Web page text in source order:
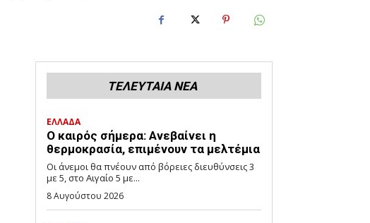
ΤΕΛΕΥΤΑΙΑ ΝΕΑ
ΕΛΛΑΔΑ
Ο καιρός σήμερα: Ανεβαίνει η
θερμοκρασία, επιμένουν τα μελτέμια
Οι άνεμοι θα πνέουν από βόρειες διευθύνσεις 3
με 5, στο Αιγαίο 5 με...
8 Αυγούστου 2026